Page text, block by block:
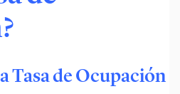
Tasa de Ocupación